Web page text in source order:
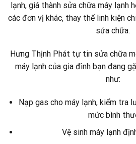
lạnh, giá thành sửa chữa máy lạnh
các đơn vị khác, thay thế linh kiện
sửa chữa.
Hưng Thịnh Phát tự tin sửa chữa
máy lạnh của gia đình bạn đang
như:
Nạp gas cho máy lạnh, kiểm tra
mức bình
Vệ sinh máy lạnh